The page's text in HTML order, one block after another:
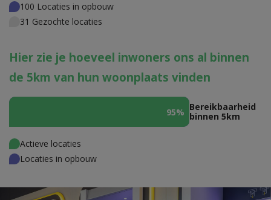
100 Locaties in opbouw
31 Gezochte locaties
Hier zie je hoeveel inwoners ons al binnen
de 5km van hun woonplaats vinden
95%
95% Bereikbaarheid
binnen 5km
Actieve locaties
Locaties in opbouw